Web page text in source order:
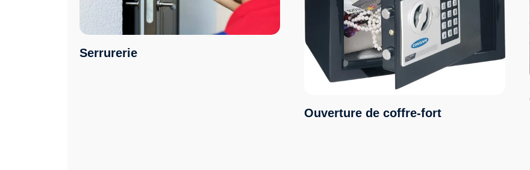
Serrurerie
Ouverture de coffre-fort